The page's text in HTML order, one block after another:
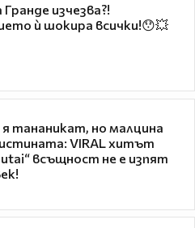
изчезва?!
ѝ шокира всички!😯💥
я тананикат, но малцина
VIRAL хитът
всъщност не е изпят